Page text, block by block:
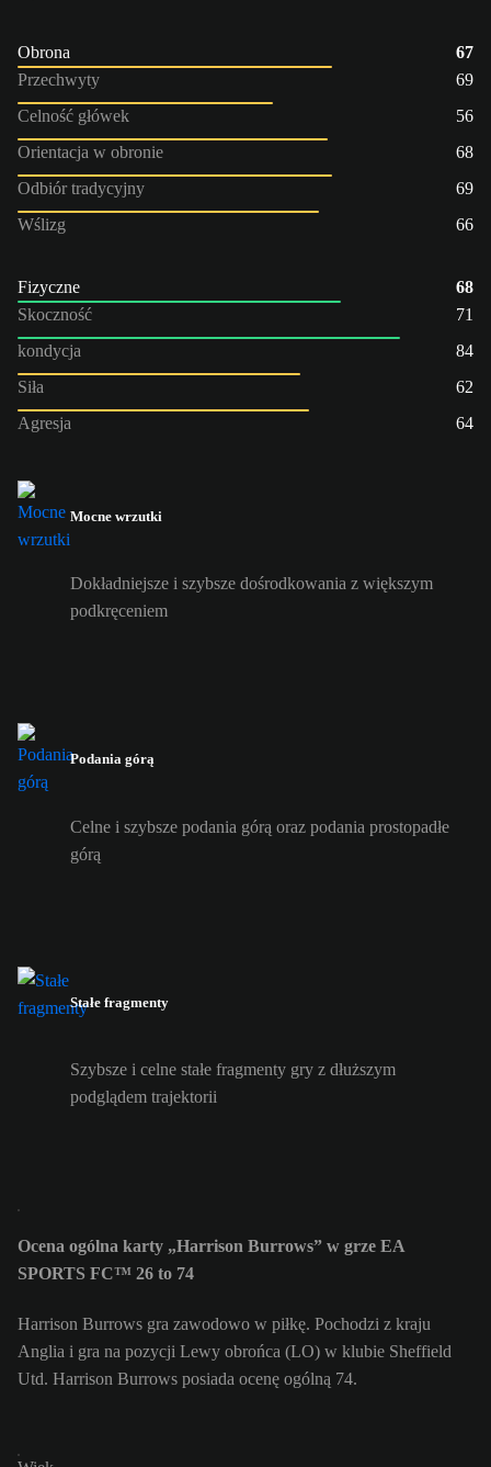
Obrona
67
Przechwyty
69
Celność główek
56
Orientacja w obronie
68
Odbiór tradycyjny
69
Wślizg
66
Fizyczne
68
Skoczność
71
kondycja
84
Siła
62
Agresja
64
Mocne wrzutki
Dokładniejsze i szybsze dośrodkowania z większym
podkręceniem
Podania górą
Celne i szybsze podania górą oraz podania prostopadłe
górą
Stałe fragmenty
Szybsze i celne stałe fragmenty gry z dłuższym
podglądem trajektorii
Ocena ogólna karty „Harrison Burrows” w grze EA
SPORTS FC™ 26 to 74
Harrison Burrows gra zawodowo w piłkę. Pochodzi z kraju
Anglia i gra na pozycji Lewy obrońca (LO) w klubie Sheffield
Utd. Harrison Burrows posiada ocenę ogólną 74.